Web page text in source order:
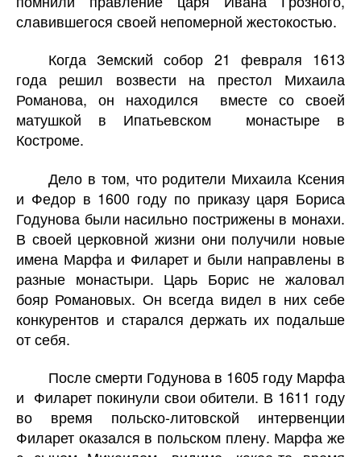
славившегося своей непомерной жестокостью.
Когда Земский собор 21 февраля 1613
года решил возвести на престол Михаила
Романова, он находился
вместе со своей
матушкой в Ипатьевском
монастыре в
Костроме.
Дело в том, что родители Михаила Ксения
и Федор в 1600 году по приказу царя Бориса
Годунова были насильно пострижены в монахи.
В своей церковной жизни они получили новые
имена Марфа и Филарет и были направлены в
разные монастыри. Царь Борис не жаловал
бояр Романовых. Он всегда видел в них себе
конкурентов и старался держать их подальше
от себя.
После смерти Годунова в 1605 году Марфа
и Филарет покинули свои обители. В 1611 году
во время польско-литовской интервенции
Филарет оказался в польском плену. Марфа же